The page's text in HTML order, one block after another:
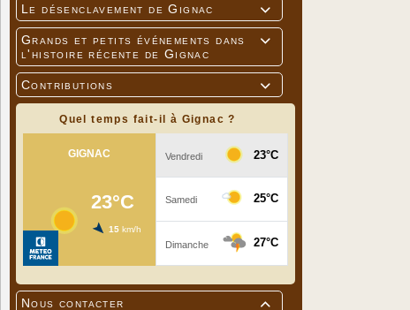

Le désenclavement de Gignac

Grands et petits événements dans
l'histoire récente de Gignac

Contributions
Quel temps fait-il à Gignac ?

Nous contacter